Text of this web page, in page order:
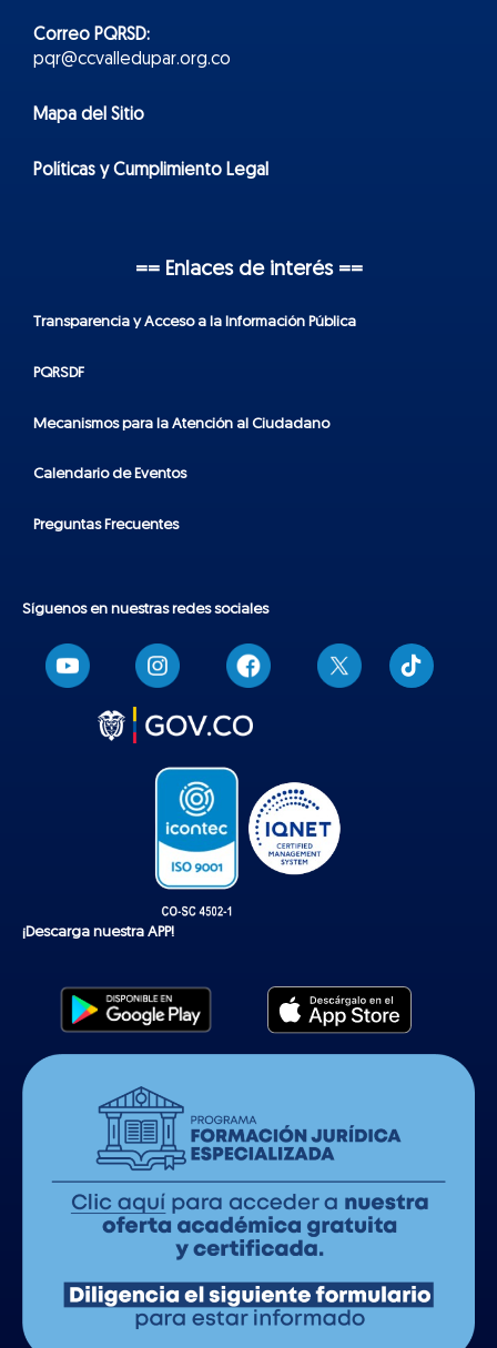
Correo PQRSD:
pqr@ccvalledupar.org.co
Mapa del Sitio
Políticas y Cumplimiento Legal
== Enlaces de interés ==
Transparencia y Acceso a la Información Pública
PQRSDF
Mecanismos para la Atención al Ciudadano
Calendario de Eventos
Preguntas Frecuentes
Síguenos en nuestras redes sociales
T
i
k
¡Descarga nuestra APP!